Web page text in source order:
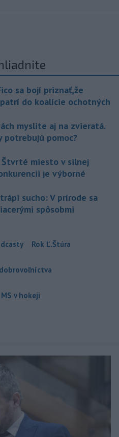
sa bojí priznať,že
do koalície ochotných
myslite aj na zvieratá.
potrebujú pomoc?
Štvrté miesto v silnej
je výborné
sucho: V prírode sa
spôsobmi
Rok Ľ.Štúra
MS v hokeji